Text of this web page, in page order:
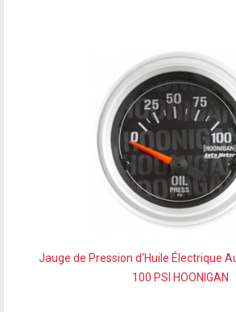
Jauge de Pression d'Huile Électrique
100 PSI HOONIGAN